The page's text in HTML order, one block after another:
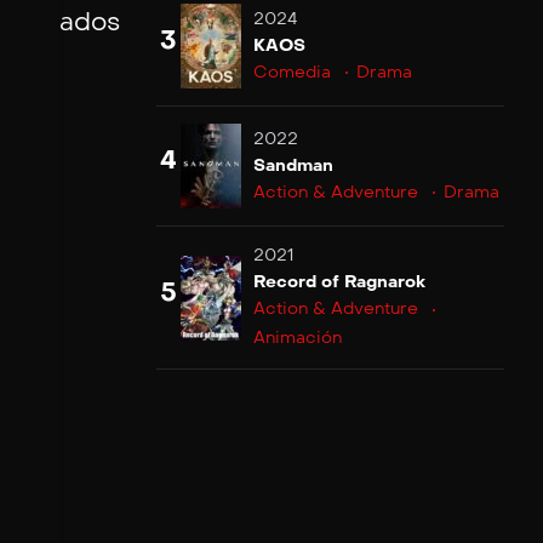
3
2024
KAOS
Comedia
Drama
4
2022
Sandman
Action & Adventure
Drama
5
2021
Record of Ragnarok
Action & Adventure
Animación